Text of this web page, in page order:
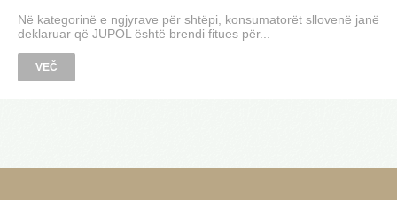
Në kategorinë e ngjyrave për shtëpi, konsumatorët sllovenë janë
deklaruar që JUPOL është brendi fitues për...
VEČ